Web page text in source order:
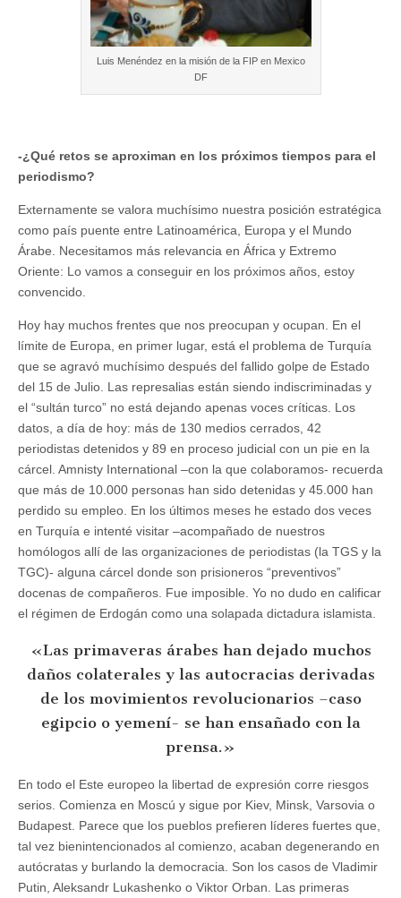
Luis Menéndez en la misión de la FIP en Mexico
DF
-¿Qué retos se aproximan en los próximos tiempos para el
periodismo?
Externamente se valora muchísimo nuestra posición estratégica
como país puente entre Latinoamérica, Europa y el Mundo
Árabe. Necesitamos más relevancia en África y Extremo
Oriente: Lo vamos a conseguir en los próximos años, estoy
convencido.
Hoy hay muchos frentes que nos preocupan y ocupan. En el
límite de Europa, en primer lugar, está el problema de Turquía
que se agravó muchísimo después del fallido golpe de Estado
del 15 de Julio. Las represalias están siendo indiscriminadas y
el “sultán turco” no está dejando apenas voces críticas. Los
datos, a día de hoy: más de 130 medios cerrados, 42
periodistas detenidos y 89 en proceso judicial con un pie en la
cárcel. Amnisty International –con la que colaboramos- recuerda
que más de 10.000 personas han sido detenidas y 45.000 han
perdido su empleo. En los últimos meses he estado dos veces
en Turquía e intenté visitar –acompañado de nuestros
homólogos allí de las organizaciones de periodistas (la TGS y la
TGC)- alguna cárcel donde son prisioneros “preventivos”
docenas de compañeros. Fue imposible. Yo no dudo en calificar
el régimen de Erdogán como una solapada dictadura islamista.
«Las primaveras árabes han dejado muchos
daños colaterales y las autocracias derivadas
de los movimientos revolucionarios –caso
egipcio o yemení- se han ensañado con la
prensa.»
En todo el Este europeo la libertad de expresión corre riesgos
serios. Comienza en Moscú y sigue por Kiev, Minsk, Varsovia o
Budapest. Parece que los pueblos prefieren líderes fuertes que,
tal vez bienintencionados al comienzo, acaban degenerando en
autócratas y burlando la democracia. Son los casos de Vladimir
Putin, Aleksandr Lukashenko o Viktor Orban. Las primeras